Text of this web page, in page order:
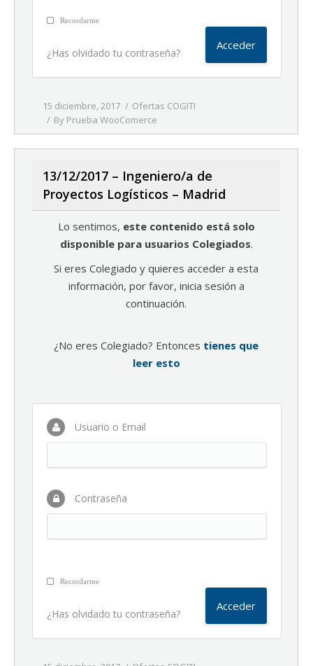
Recordarme
¿Has olvidado tu contraseña?
15 diciembre, 2017
Ofertas COGITI
By Prueba WooComerce
13/12/2017 – Ingeniero/a de
Proyectos Logísticos – Madrid
Lo sentimos, este contenido está solo
disponible para usuarios Colegiados.
Si eres Colegiado y quieres acceder a esta
información, por favor, inicia sesión a
continuación.
¿No eres Colegiado? Entonces tienes que
leer esto
Usuario o Email
Contraseña
Recordarme
¿Has olvidado tu contraseña?